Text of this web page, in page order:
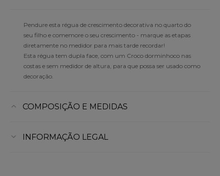
Pendure esta régua de crescimento decorativa no quarto do
seu filho e comemore o seu crescimento - marque as etapas
diretamente no medidor para mais tarde recordar!
Esta régua tem dupla face, com um Croco dorminhoco nas
costas e sem medidor de altura, para que possa ser usado como
decoração.
COMPOSIÇÃO E MEDIDAS
INFORMAÇÃO LEGAL